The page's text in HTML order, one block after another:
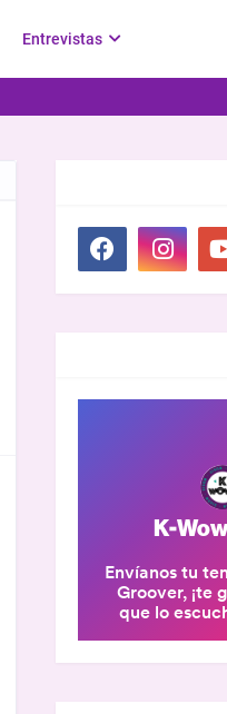
Entrevistas